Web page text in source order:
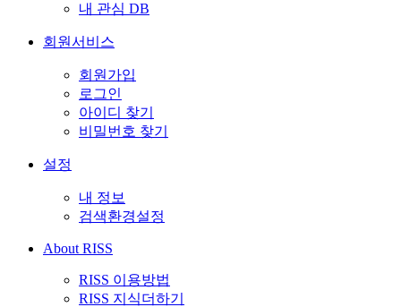
내 관심 DB
회원서비스
회원가입
로그인
아이디 찾기
비밀번호 찾기
설정
내 정보
검색환경설정
About RISS
RISS 이용방법
RISS 지식더하기